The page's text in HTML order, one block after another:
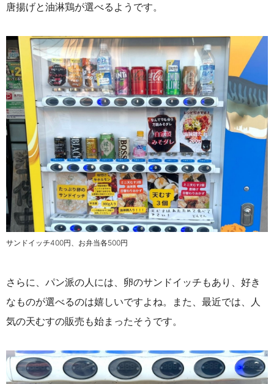
唐揚げと油淋鶏が選べるようです。
サンドイッチ400円、お弁当各500円
さらに、パン派の人には、卵のサンドイッチもあり、好き
なものが選べるのは嬉しいですよね。また、最近では、人
気の天むすの販売も始まったそうです。